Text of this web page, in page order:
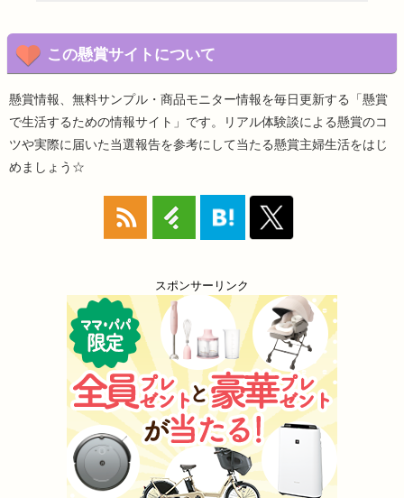
この懸賞サイトについて
懸賞情報、無料サンプル・商品モニター情報を毎日更新する「懸賞
で生活するための情報サイト」です。リアル体験談による懸賞のコ
ツや実際に届いた当選報告を参考にして当たる懸賞主婦生活をはじ
めましょう☆
スポンサーリンク